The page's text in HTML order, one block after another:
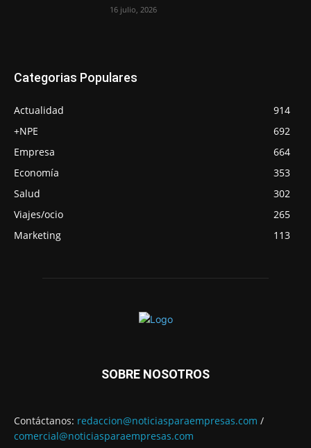
16 julio, 2026
Categorias Populares
Actualidad
914
+NPE
692
Empresa
664
Economía
353
Salud
302
Viajes/ocio
265
Marketing
113
SOBRE NOSOTROS
Contáctanos: redaccion@noticiasparaempresas.com /
comercial@noticiasparaempresas.com